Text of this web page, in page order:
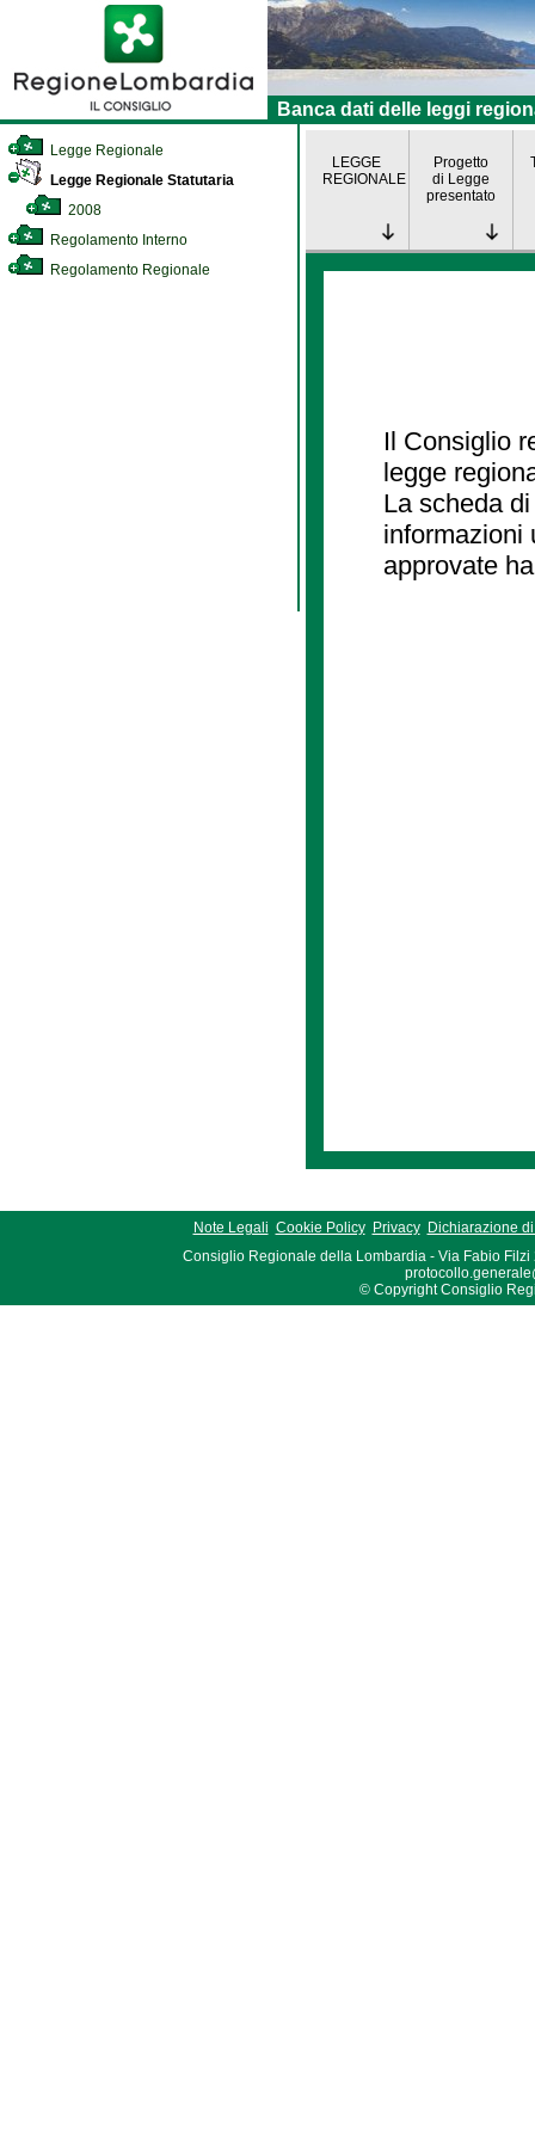
Banca dati delle leggi
Legge Regionale
Legge Regionale Statutaria
2008
Regolamento Interno
Regolamento Regionale
LEGGE
REGIONALE
Progetto
di Legge
presentato
Il Consiglio
legge
La scheda
informazioni
approvate
Note Legali Cookie Policy Privacy
Dichiarazione
Consiglio Regionale della Lombardia - Via Fabio Filzi
© Copyright Consiglio